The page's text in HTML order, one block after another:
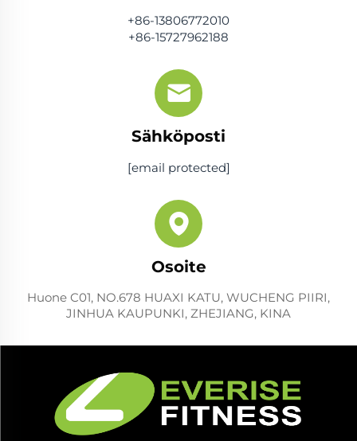
+86-13806772010
+86-15727962188
Sähköposti
[email protected]
Osoite
Huone C01, NO.678 HUAXI KATU, WUCHENG PIIRI,
JINHUA KAUPUNKI, ZHEJIANG, KINA